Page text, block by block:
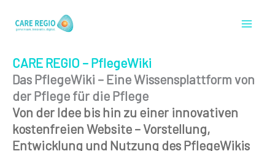
Inhalt
CARE REGIO – PflegeWiki
Das PflegeWiki – Eine Wissensplattform von
der Pflege für die Pflege
Von der Idee bis hin zu einer innovativen
kostenfreien Website – Vorstellung,
Entwicklung und Nutzung des PflegeWikis